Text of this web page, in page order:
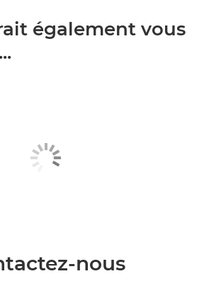
également vous
nous